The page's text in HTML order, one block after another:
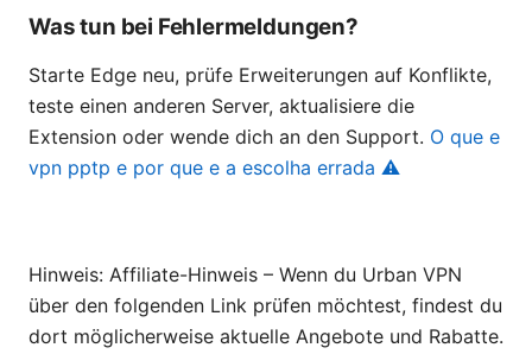
Was tun bei Fehlermeldungen?
Starte Edge neu, prüfe Erweiterungen auf Konflikte,
teste einen anderen Server, aktualisiere die
Extension oder wende dich an den Support. O que e
vpn pptp e por que e a escolha errada ⚠️
Hinweis: Affiliate-Hinweis – Wenn du Urban VPN
über den folgenden Link prüfen möchtest, findest du
dort möglicherweise aktuelle Angebote und Rabatte.